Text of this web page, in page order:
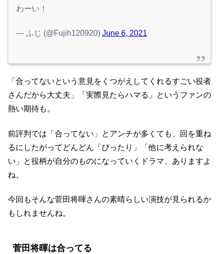
わーい！
— ふじ (@Fujih120920) June 6, 2021
「合ってないという意見をくつがえしてくれるすごい役者
さんだから大丈夫」「実際見たらハマる」というファンの
熱い期待も。
前評判では「合ってない」とアンチが多くても、回を重ね
るにしたがってどんどん「ぴったり」「他に考えられな
い」と役柄が自分のものになっていくドラマ、ありますよ
ね。
今回もそんな菅田将暉さんの素晴らしい演技が見られるか
もしれませんね。
菅田将暉は合ってる